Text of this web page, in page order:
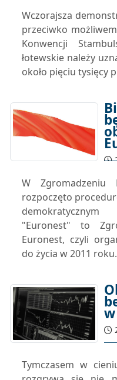
Wczorajsza
przeciwko
Konwencji
łotewskie należy
około pięciu tysięcy
W Zgromadzeniu
rozpoczęto
"Euronest" to
Euronest, czyli
do życia w 2011
Tymczasem w